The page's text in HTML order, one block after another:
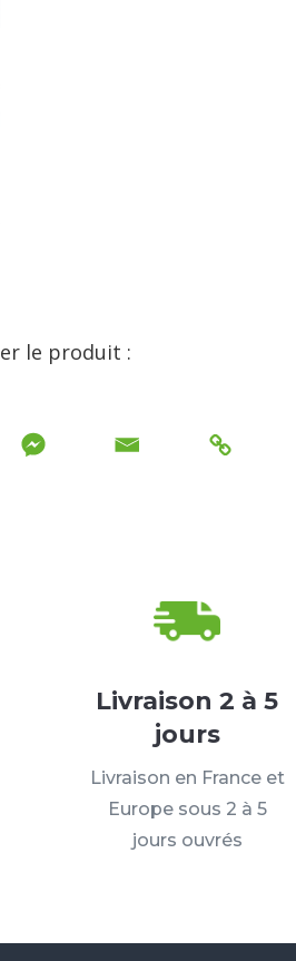
le produit :
Livraison 2 à 5
jours
Livraison en France et
Europe sous 2 à 5
jours ouvrés